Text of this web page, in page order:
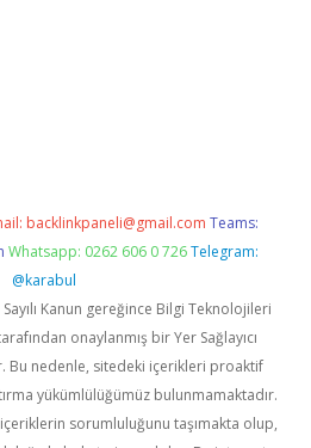
backlinkpaneli@gmail.com Teams:
Whatsapp: 0262 606 0 726 Telegram:
@karabul
Kanun gereğince Bilgi Teknolojileri
onaylanmış bir Yer Sağlayıcı
Bu nedenle, sitedeki içerikleri proaktif
yükümlülüğümüz bulunmamaktadır.
sorumluluğunu taşımakta olup,